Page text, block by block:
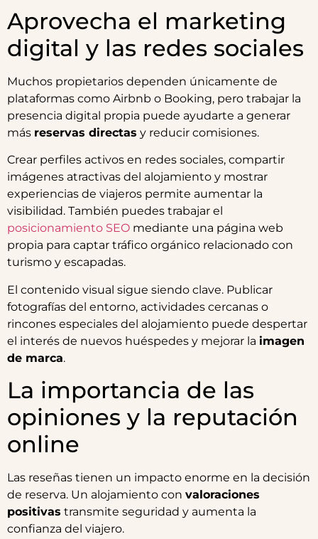
Aprovecha el marketing
digital y las redes sociales
Muchos propietarios dependen únicamente de
plataformas como Airbnb o Booking, pero trabajar la
presencia digital propia puede ayudarte a generar
más reservas directas y reducir comisiones.
Crear perfiles activos en redes sociales, compartir
imágenes atractivas del alojamiento y mostrar
experiencias de viajeros permite aumentar la
visibilidad. También puedes trabajar el
posicionamiento SEO mediante una página web
propia para captar tráfico orgánico relacionado con
turismo y escapadas.
El contenido visual sigue siendo clave. Publicar
fotografías del entorno, actividades cercanas o
rincones especiales del alojamiento puede despertar
el interés de nuevos huéspedes y mejorar la imagen
de marca.
La importancia de las
opiniones y la reputación
online
Las reseñas tienen un impacto enorme en la decisión
de reserva. Un alojamiento con valoraciones
positivas transmite seguridad y aumenta la
confianza del viajero.